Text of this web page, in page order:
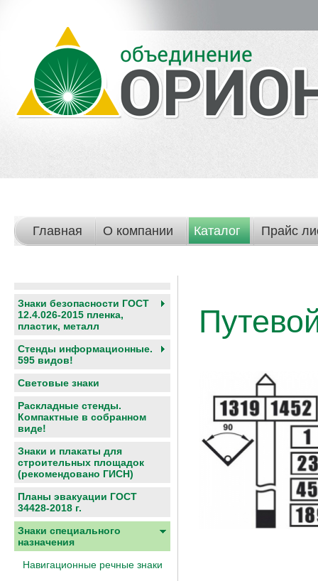
Главная О компании Каталог Прайс
Знаки безопасности ГОСТ
12.4.026-2015 пленка,
пластик, металл
Стенды информационные.
595 видов!
Световые знаки
Раскладные стенды.
Компактные в собранном
виде!
Знаки и плакаты для
строительных площадок
(рекомендовано ГИСН)
Планы эвакуации ГОСТ
34428-2018 г.
Знаки специального
назначения
Навигационные речные знаки